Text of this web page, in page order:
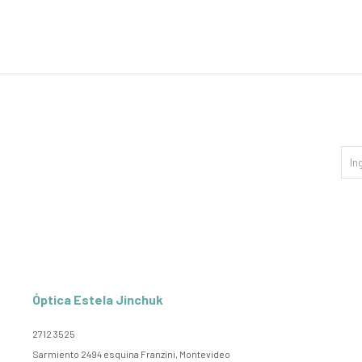
Óptica Estela Jinchuk
2712 3525
Sarmiento 2494 esquina Franzini, Montevideo